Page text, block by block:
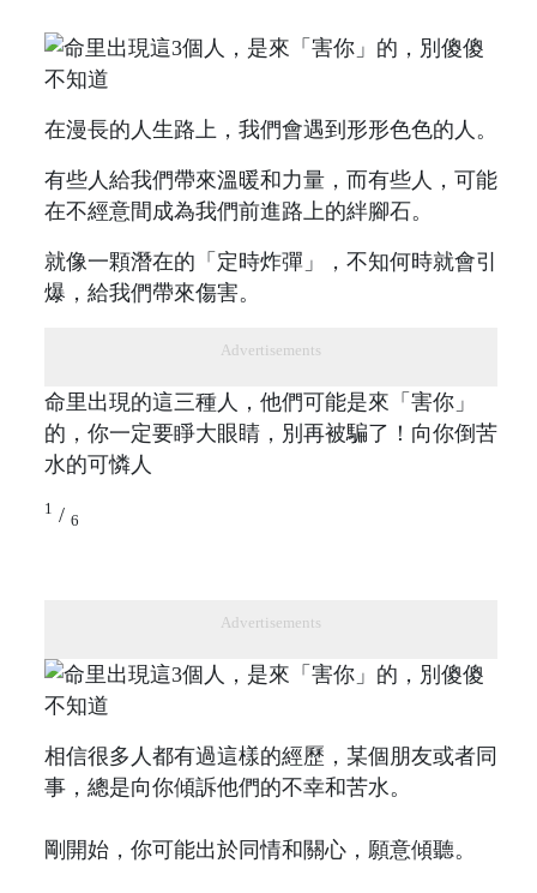
在漫長的人生路上，我們會遇到形形色色的人。
有些人給我們帶來溫暖和力量，而有些人，可能
在不經意間成為我們前進路上的絆腳石。
就像一顆潛在的「定時炸彈」，不知何時就會引
爆，給我們帶來傷害。
Advertisements
命里出現的這三種人，他們可能是來「害你」
的，你一定要睜大眼睛，別再被騙了！向你倒苦
水的可憐人
1 / 6
Advertisements
相信很多人都有過這樣的經歷，某個朋友或者同
事，總是向你傾訴他們的不幸和苦水。
剛開始，你可能出於同情和關心，願意傾聽。